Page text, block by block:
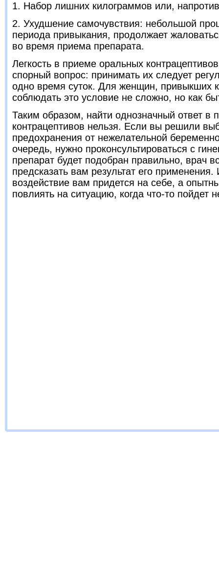
1. Набор лишних килограммов или,
2. Ухудшение самочувствия: небольшой
периода привыкания, продолжает
во время приема препарата.
Легкость в приеме оральных
спорный вопрос: принимать их следует
одно время суток. Для женщин, привыкших к
соблюдать это условие не сложно, но как
Таким образом, найти однозначный ответ в
контрацептивов нельзя. Если вы решили
предохранения от нежелательной
очередь, нужно проконсультироваться с
препарат будет подобран правильно, врач
предсказать вам результат его применения.
воздействие вам придется на себе, а
повлиять на ситуацию, когда что-то пойдет